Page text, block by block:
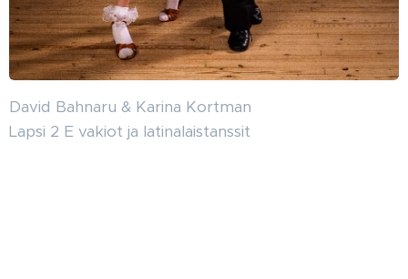
David Bahnaru & Karina Kortman
Lapsi 2 E vakiot ja latinalaistanssit